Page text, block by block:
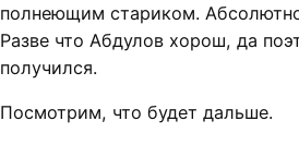
полнеющим стариком.
Разве что Абдулов хорош, да
получился.
Посмотрим, что будет дальше.